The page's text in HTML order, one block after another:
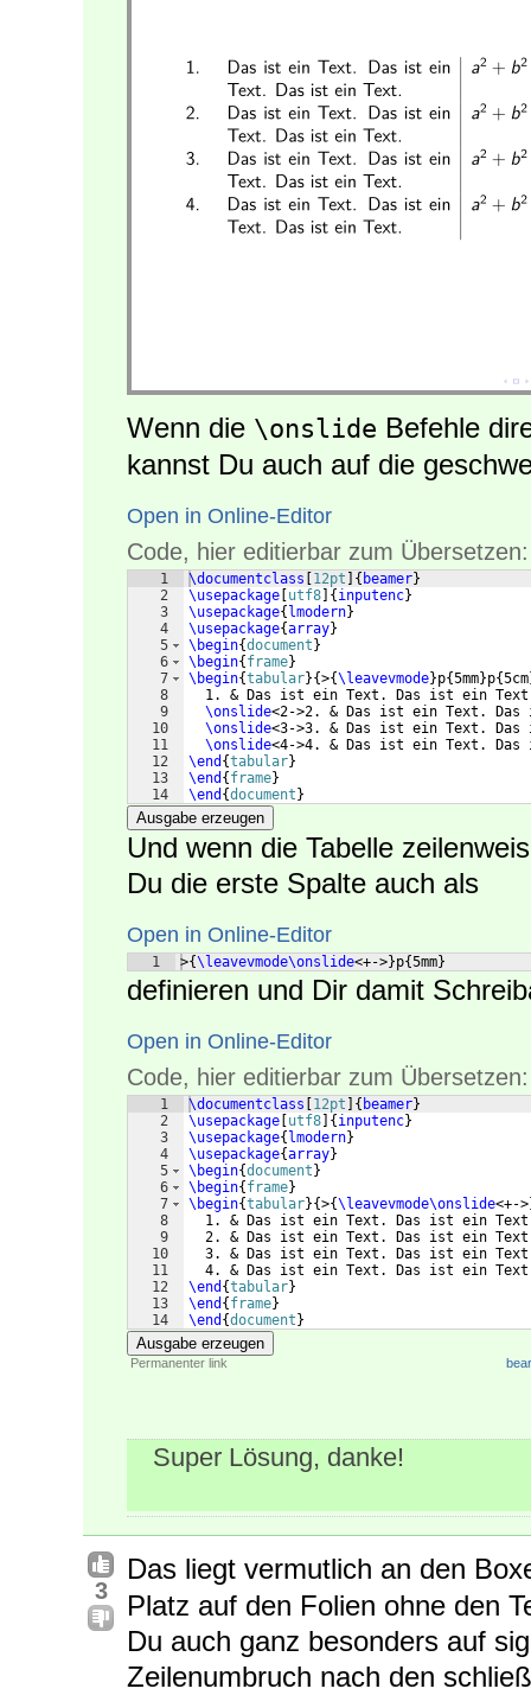
Wenn die \onslide Befehle
kannst Du auch auf die
Open in Online-Editor
Code, hier editierbar zum Übersetzen:
1
2
3
4
5
6
7
8
9
10
11
12
13
14
\documentclass 12pt { beamer}
\usepackage utf8 { inputenc}
\usepackage{ lmodern}
\usepackage{array}
\begin{document }
\begin{ frame}
\begin{tabular}{>{\leavevmode}p{5mm}p{5cm
1. & Das ist ein Text. Das ist ein
\onslide<2->2. & Das ist ein Text.
\onslide<3->3. & Das ist ein Text.
\onslide<4->4. & Das ist ein Text.
\end {tabular}
\end { frame}
\end {document }
Ausgabe erzeugen
Und wenn die Tabelle
Du die erste Spalte auch als
Open in Online-Editor
1 >{\leavevmode\onslide<+->}p{5mm}
definieren und Dir damit
Open in Online-Editor
Code, hier editierbar zum Übersetzen:
1
2
3
4
5
6
7
8
9
10
11
12
13
14
\documentclass 12pt { beamer}
\usepackage utf8 { inputenc}
\usepackage{ lmodern}
\usepackage{array}
\begin{document }
\begin{ frame}
\begin{tabular}{>{\leavevmode\onslide<+->
1. & Das ist ein Text. Das ist ein
2. & Das ist ein Text. Das ist ein
3. & Das ist ein Text. Das ist ein
4. & Das ist ein Text. Das ist ein
\end {tabular}
\end { frame}
\end {document }
Ausgabe erzeugen
Permanenter link
Super Lösung, danke!
3
Das liegt vermutlich an den
Platz auf den Folien ohne den
Du auch ganz besonders auf
Zeilenumbruch nach den